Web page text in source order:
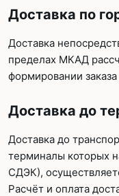
Доставка по
Доставка
пределах МКАД
формировании
Доставка до
Доставка до
терминалы которых
СДЭК),
Расчёт и оплата